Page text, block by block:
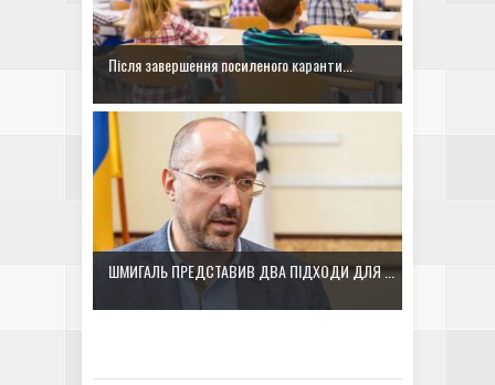
Після завершення посиленого каранти...
ШМИГАЛЬ ПРЕДСТАВИВ ДВА ПІДХОДИ ДЛЯ ...